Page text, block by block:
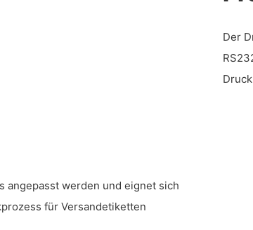
Der
angepasst werden und eignet sich
für Versandetiketten